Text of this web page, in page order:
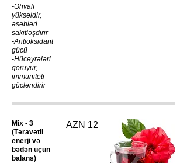
-Əhvalı
yüksəldir,
əsəbləri
sakitləşdirir
-Antioksidant
gücü
-Hüceyrələri
qoruyur,
immuniteti
gücləndirir
Mix - 3
(Təravətli
enerji və
bədən üçün
balans)
AZN 12